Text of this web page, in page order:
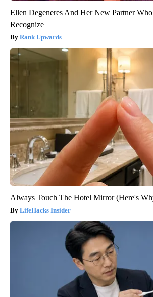
Ellen Degeneres And Her New Partner
Recognize
Rank Upwards
Always Touch The Hotel Mirror (Here's
LifeHacks Insider